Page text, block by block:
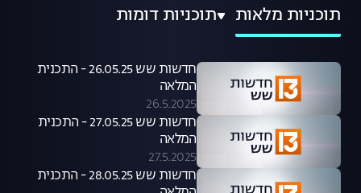
תוכניות מלאות תוכניות דומות
חדשות שש 26.05.25 - התכנית
המלאה
26.5.2025
חדשות שש 27.05.25 - התכנית
המלאה
27.5.2025
חדשות שש 28.05.25 - התכנית